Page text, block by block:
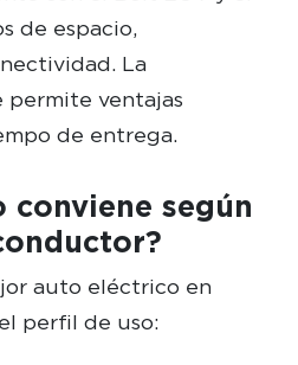
de espacio,
La
permite ventajas
de entrega.
conviene según
auto eléctrico en
perfil de uso: